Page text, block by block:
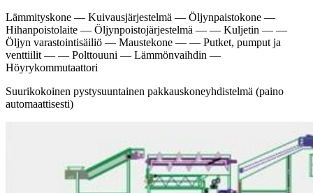
Lämmityskone — Kuivausjärjestelmä — Öljynpaistokone —
Hihanpoistolaite — Öljynpoistojärjestelmä — — Kuljetin — —
Öljyn varastointisäiliö — Maustekone — — Putket, pumput ja
venttiilit — — Polttouuni — Lämmönvaihdin —
Höyrykommutaattori
Suurikokoinen pystysuuntainen pakkauskoneyhdistelmä (paino
automaattisesti)